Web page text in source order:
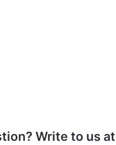
Write to us at